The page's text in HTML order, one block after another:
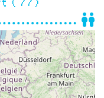
(77)